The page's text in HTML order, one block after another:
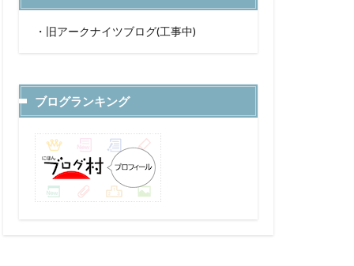
・ 旧アークナイツブログ(工事中)
ブログランキング